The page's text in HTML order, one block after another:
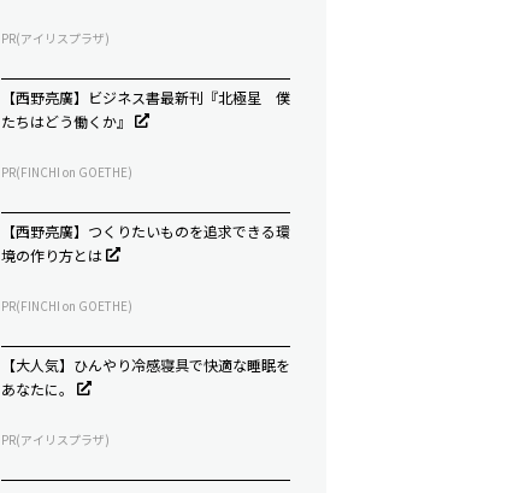
PR(アイリスプラザ)
【西野亮廣】ビジネス書最新刊『北極星 僕
たちはどう働くか』
PR(FINCHI on GOETHE)
【西野亮廣】つくりたいものを追求できる環
境の作り方とは
PR(FINCHI on GOETHE)
【大人気】ひんやり冷感寝具で快適な睡眠を
あなたに。
PR(アイリスプラザ)